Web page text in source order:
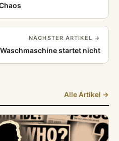
NÄCHSTER ARTIKEL →
Waschmaschine startet nicht
Alle Artikel →